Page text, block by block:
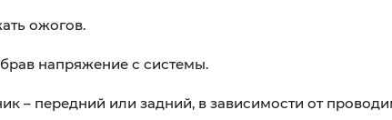
ожогов.
напряжение с системы.
– передний или задний, в зависимости от